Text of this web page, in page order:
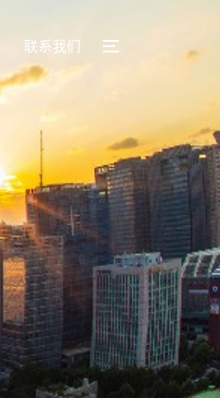
联系我们